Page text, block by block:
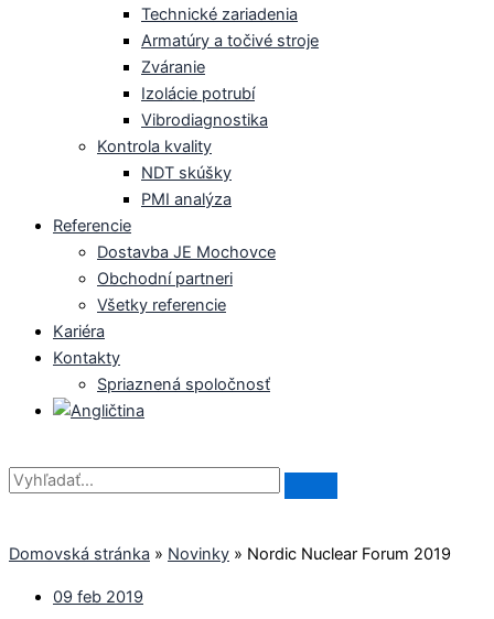
Technické zariadenia
Armatúry a točivé stroje
Zváranie
Izolácie potrubí
Vibrodiagnostika
Kontrola kvality
NDT skúšky
PMI analýza
Referencie
Dostavba JE Mochovce
Obchodní partneri
Všetky referencie
Kariéra
Kontakty
Spriaznená spoločnosť
Domovská stránka » Novinky » Nordic Nuclear Forum 2019
09 feb 2019